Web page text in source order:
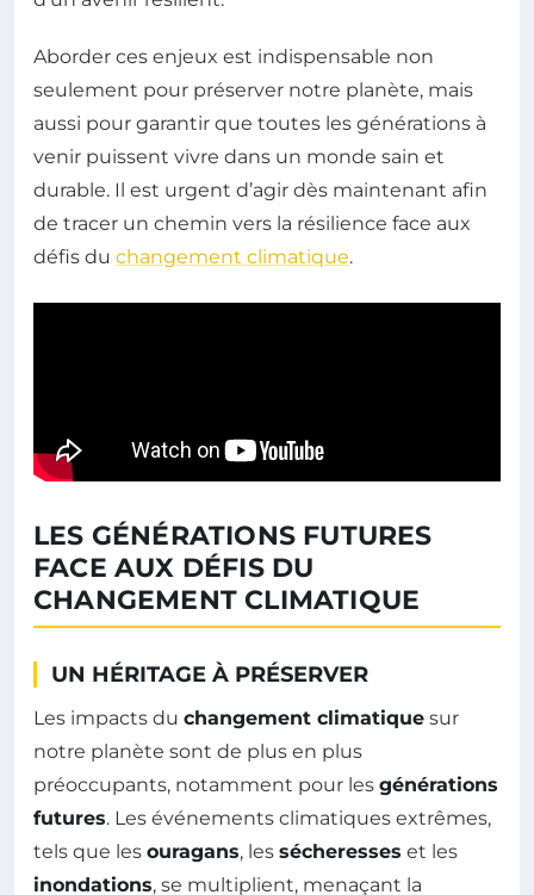
Aborder ces enjeux est indispensable non
seulement pour préserver notre planète, mais
aussi pour garantir que toutes les générations à
venir puissent vivre dans un monde sain et
durable. Il est urgent d’agir dès maintenant afin
de tracer un chemin vers la résilience face aux
défis du changement climatique.
LES GÉNÉRATIONS FUTURES
FACE AUX DÉFIS DU
CHANGEMENT CLIMATIQUE
UN HÉRITAGE À PRÉSERVER
Les impacts du changement climatique sur
notre planète sont de plus en plus
préoccupants, notamment pour les générations
futures. Les événements climatiques extrêmes,
tels que les ouragans, les sécheresses et les
inondations, se multiplient, menaçant la